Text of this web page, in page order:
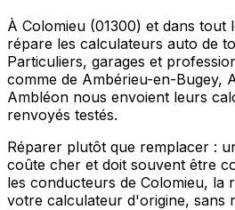
À Colomieu (01300) et dans
répare les calculateurs auto de
Particuliers, garages et
comme de Ambérieu-en-Bugey,
Ambléon nous envoient leurs
renvoyés testés.
Réparer plutôt que remplacer :
coûte cher et doit souvent être
les conducteurs de Colomieu, la
votre calculateur d'origine, sans